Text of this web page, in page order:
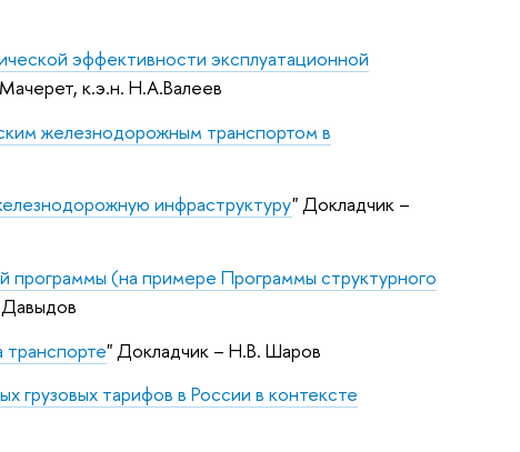
эффективности эксплуатационной
к.э.н. Н.А.Валеев
железнодорожным транспортом в
инфраструктуру" Докладчик –
программы (на примере Программы структурного
" Докладчик – Н.В. Шаров
тарифов в России в контексте